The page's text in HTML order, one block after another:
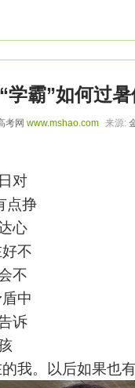
学霸”如何过
考网 www.mshao.com 来源:
对
点挣
心
不
不
中
诉
我。以后如果也